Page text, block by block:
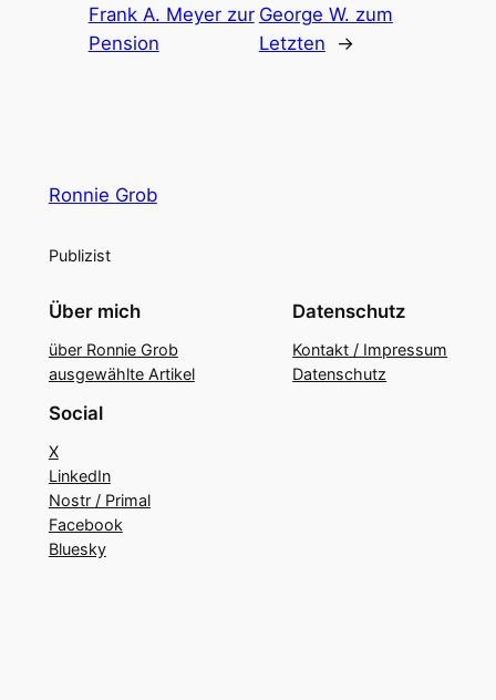
Frank A. Meyer zur
Pension
George W. zum
Letzten
→
Ronnie Grob
Publizist
Über mich
über Ronnie Grob
ausgewählte Artikel
Datenschutz
Kontakt / Impressum
Datenschutz
Social
X
LinkedIn
Nostr / Primal
Facebook
Bluesky